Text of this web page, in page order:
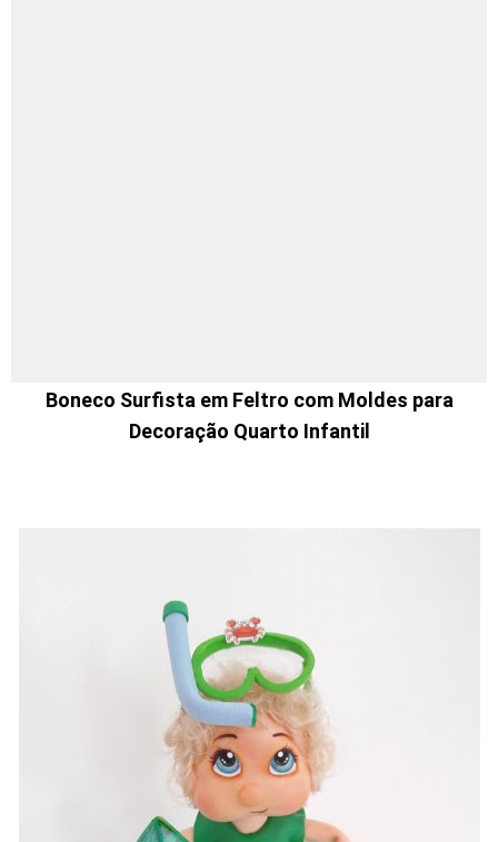
Boneco Surfista em Feltro com Moldes para
Decoração Quarto Infantil